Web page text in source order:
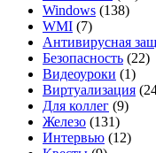
Windows (138)
WMI (7)
Антивирусная
Безопасность (22)
Видеоуроки (1)
Виртуализация
Для коллег (9)
Железо (131)
Интервью (12)